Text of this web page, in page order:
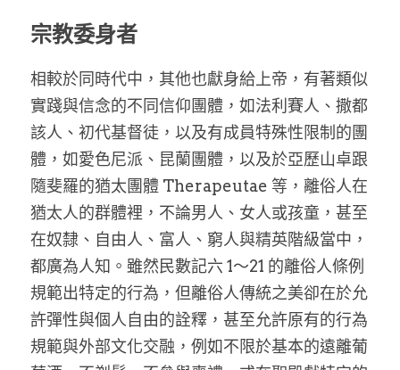
宗教委身者
相較於同時代中，其他也獻身給上帝，有著類似
實踐與信念的不同信仰團體，如法利賽人、撒都
該人、初代基督徒，以及有成員特殊性限制的團
體，如愛色尼派、昆蘭團體，以及於亞歷山卓跟
隨斐羅的猶太團體 Therapeutae 等，離俗人在
猶太人的群體裡，不論男人、女人或孩童，甚至
在奴隸、自由人、富人、窮人與精英階級當中，
都廣為人知。雖然民數記六 1～21 的離俗人條例
規範出特定的行為，但離俗人傳統之美卻在於允
許彈性與個人自由的詮釋，甚至允許原有的行為
規範與外部文化交融，例如不限於基本的遠離葡